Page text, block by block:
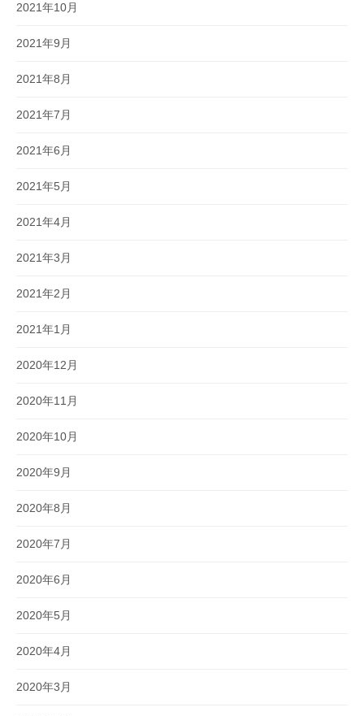
2021年10月
2021年9月
2021年8月
2021年7月
2021年6月
2021年5月
2021年4月
2021年3月
2021年2月
2021年1月
2020年12月
2020年11月
2020年10月
2020年9月
2020年8月
2020年7月
2020年6月
2020年5月
2020年4月
2020年3月